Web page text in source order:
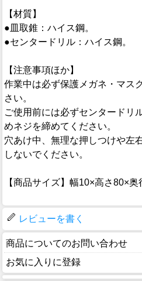
【材質】
●皿取錐：ハイス鋼。
●センタードリル：ハイス鋼。
【注意事項ほか】
作業中は必ず保護メガネ・マス
さい。
ご使用前には必ずセンタードリ
めネジを締めてください。
穴あけ中、無理な押しつけや左
しないでください。
【商品サイズ】幅10×高さ80×
レビューを書く
商品についてのお問い合わせ
お気に入りに登録